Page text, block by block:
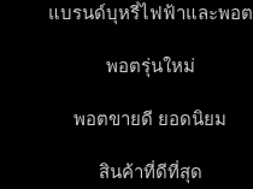
แบรนด์บุหรี่ไฟฟ้าและพอต
พอตรุ่นใหม่
พอตขายดี ยอดนิยม
สินค้าที่ดีที่สุด